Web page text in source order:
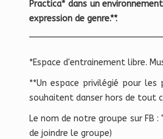
Practica* dans un
expression de genre.**.
*Espace d'entrainement libre.
**Un espace privilégié pour les
souhaitent danser hors de tout
Le nom de notre groupe sur FB
de joindre le groupe)